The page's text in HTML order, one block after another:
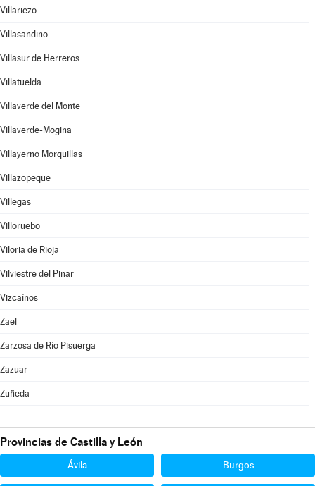
Villariezo
Villasandino
Villasur de Herreros
Villatuelda
Villaverde del Monte
Villaverde-Mogina
Villayerno Morquillas
Villazopeque
Villegas
Villoruebo
Viloria de Rioja
Vilviestre del Pinar
Vizcaínos
Zael
Zarzosa de Río Pisuerga
Zazuar
Zuñeda
Provincias de Castilla y León
Ávila Burgos